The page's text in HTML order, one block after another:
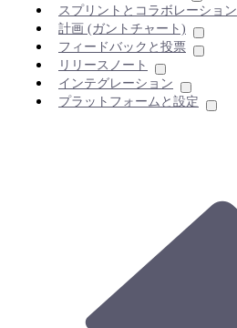
スプリントとコラボレーション
計画 (ガントチャート)
フィードバックと投票
リリースノート
インテグレーション
プラットフォームと設定